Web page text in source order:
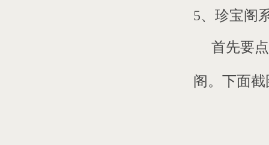
5、珍宝阁
首先要点
阁。下面